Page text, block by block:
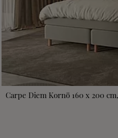
Carpe Diem Kornö 160 x 200